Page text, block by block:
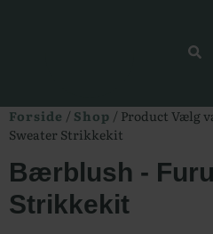
Forside / Shop / Product Vælg
Sweater Strikkekit
Bærblush -
Strikkekit